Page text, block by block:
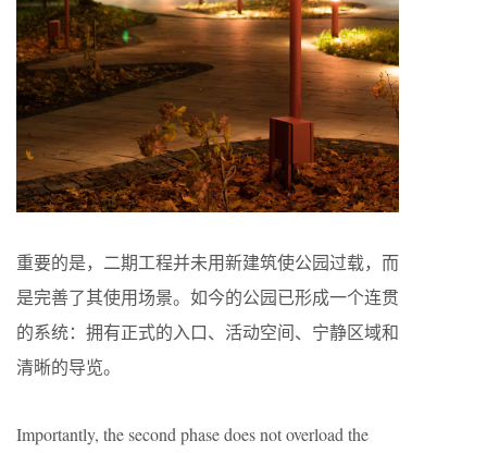
重要的是，二期工程并未用新建筑使公园过载，而
是完善了其使用场景。如今的公园已形成一个连贯
的系统：拥有正式的入口、活动空间、宁静区域和
清晰的导览。
Importantly, the second phase does not overload the